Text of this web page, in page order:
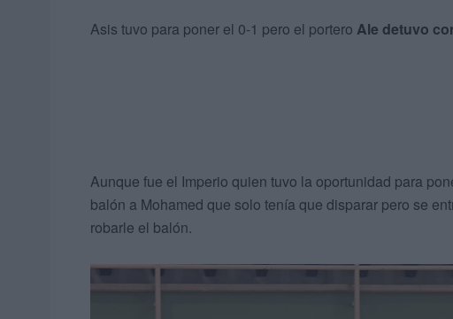
Asis tuvo para poner el 0-1 pero el portero Ale detuvo
Aunque fue el Imperio quien tuvo la oportunidad para
balón a Mohamed que solo tenía que disparar pero se
robarle el balón.